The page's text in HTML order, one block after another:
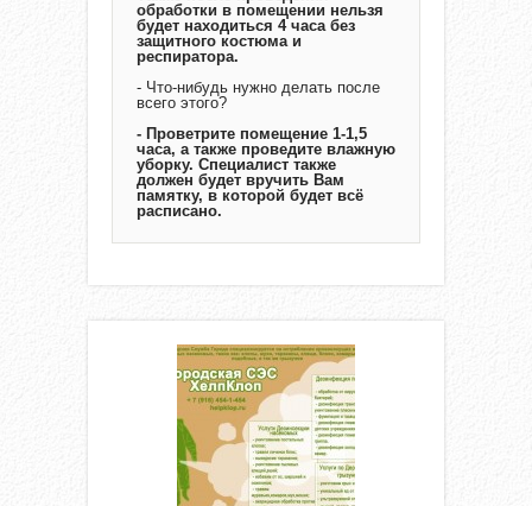
обработки в помещении нельзя
будет находиться 4 часа без
защитного костюма и
респиратора.
- Что-нибудь нужно делать после
всего этого?
- Проветрите помещение 1-1,5
часа, а также проведите влажную
уборку. Специалист также
должен будет вручить Вам
памятку, в которой будет всё
расписано.